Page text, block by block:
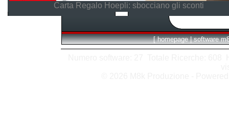
Carta Regalo Hoepli: sbocciano gli sconti
[ homepage | software